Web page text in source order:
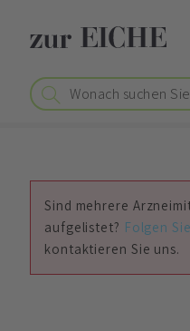
Sind mehrere
aufgelistet? Folgen
kontaktieren Sie uns.